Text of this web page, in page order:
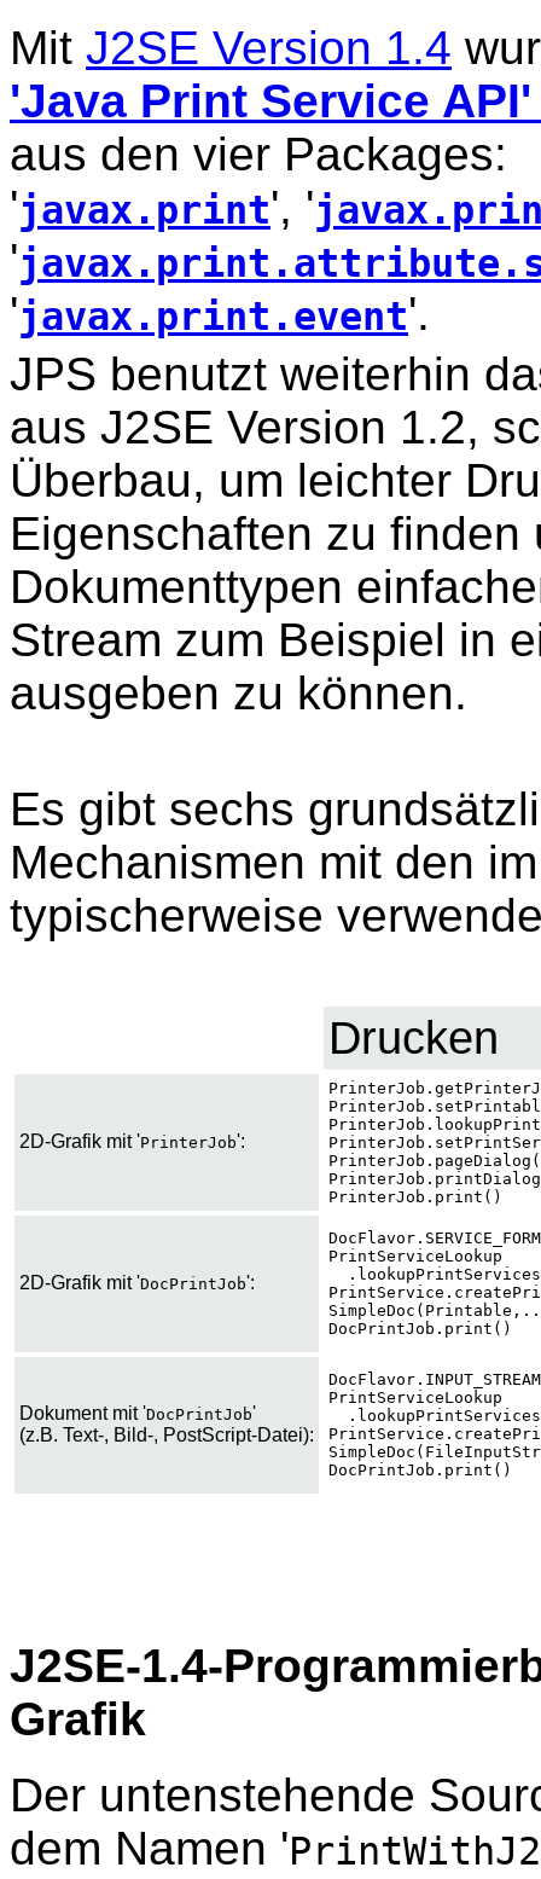
Mit J2SE Version 1.4
'Java Print Service
aus den vier Packages:
'javax.print', '
'
'javax.print.event'.
JPS benutzt weiterhin
aus J2SE Version 1.2,
Überbau, um leichter
Eigenschaften zu finden
Dokumenttypen
Stream zum Beispiel in
ausgeben zu können.
Es gibt sechs
Mechanismen mit den
typischerweise
Drucken
2D-Grafik mit 'PrinterJob':
PrinterJob.print()
2D-Grafik mit 'DocPrintJob':
PrintServiceLookup
DocPrintJob.print()
Dokument mit 'DocPrintJob'
(z.B. Text-, Bild-, PostScript-Datei):
PrintServiceLookup
DocPrintJob.print()
J2SE-1.4-
Grafik
Der untenstehende
dem Namen '